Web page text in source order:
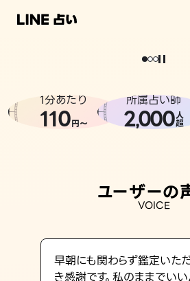
相談事例
どうせなら
。
1分あたり
110円〜
所属占い師
2,000人
超
ユーザーの
VOICE
早朝にも関わらず鑑定いた
き感謝です。私のままでい